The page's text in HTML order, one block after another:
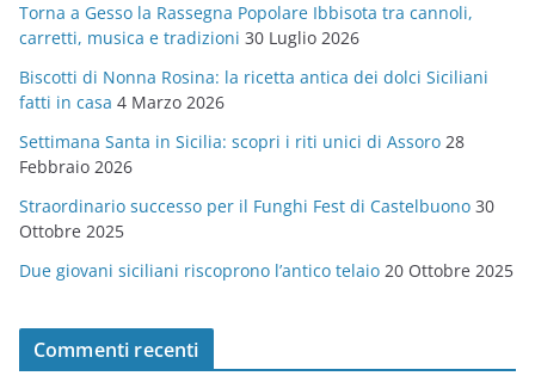
o
r
i
e
Torna a Gesso la Rassegna Popolare Ibbisota tra cannoli,
carretti, musica e tradizioni 30 Luglio 2026
Biscotti di Nonna Rosina: la ricetta antica dei dolci Siciliani
fatti in casa 4 Marzo 2026
Settimana Santa in Sicilia: scopri i riti unici di Assoro 28
Febbraio 2026
Straordinario successo per il Funghi Fest di Castelbuono 30
Ottobre 2025
Due giovani siciliani riscoprono l’antico telaio 20 Ottobre 2025
Commenti recenti